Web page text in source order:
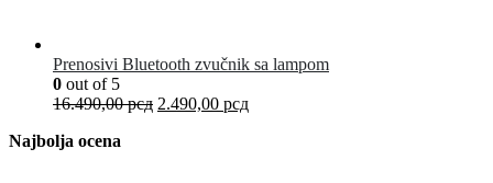
Prenosivi Bluetooth zvučnik sa lampom
0 out of 5
16.490,00рсд 2.490,00 рсд
Najbolja ocena